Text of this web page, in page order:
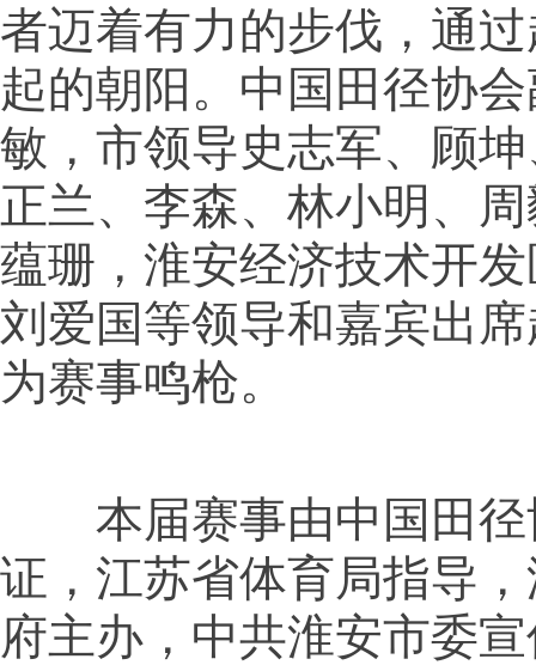
者迈着有力的步伐，通
起的朝阳。中国田径协
敏，市领导史志军、顾
正兰、李森、林小明、
蕴珊，淮安经济技术开
刘爱国等领导和嘉宾出
为赛事鸣枪。
本届赛事由中国田径
证，江苏省体育局指导
府主办，中共淮安市委